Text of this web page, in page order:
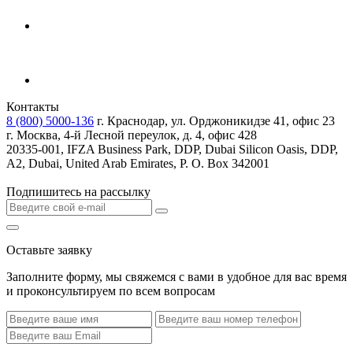
Контакты
8 (800) 5000-136 г. Краснодар, ул. Орджоникидзе 41, офис 23
г. Москва, 4-й Лесной переулок, д. 4, офис 428
20335-001, IFZA Business Park, DDP, Dubai Silicon Oasis, DDP,
A2, Dubai, United Arab Emirates, P. O. Box 342001
Подпишитесь на рассылку
Оставьте заявку
Заполните форму, мы свяжемся с вами в удобное для вас время
и проконсультируем по всем вопросам